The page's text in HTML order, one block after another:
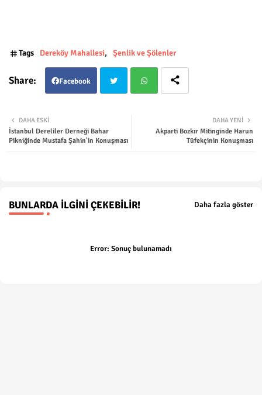
Tags Dereköy Mahallesi Şenlik ve Şölenler
Facebook
DAHA YENI
Akparti Bozkır Mitinginde Harun
Tüfekçinin Konuşması
DAHA ESKI
İstanbul Dereliler Derneği Bahar
Pikniğinde Mustafa Şahin'in Konuşması
BUNLARDA İLGINI ÇEKEBILIR! Daha fazla göster
Error: Sonuç bulunamadı